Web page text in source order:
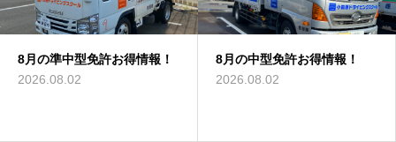
8月の準中型免許お得情報！
2026.08.02
8月の中型免許お得情報！
2026.08.02
8月の普通免許お得情報！
2026.08.02
8月のけん引免許お得情報！
2026.08.02
8月のけん引免許お得情報！
2026.08.02
8月の普通二種免許お得情
報！